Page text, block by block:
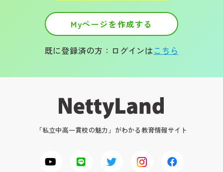
Myページを作成する
既に登録済の方：ログインはこちら
「私立中高一貫校の魅力」がわかる教育情報サイト